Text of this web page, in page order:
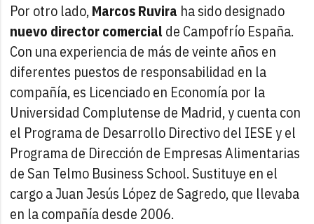
Por otro lado,Marcos Ruvira ha sido designado
nuevo director comercialde Campofrío España.
Con una experiencia de más de veinte años en
diferentes puestos de responsabilidad en la
compañía, es Licenciado en Economía por la
Universidad Complutense de Madrid, y cuenta con
el Programa de Desarrollo Directivo del IESE y el
Programa de Dirección de Empresas Alimentarias
de San Telmo Business School. Sustituye en el
cargo a Juan Jesús López de Sagredo, que llevaba
en la compañía desde 2006.